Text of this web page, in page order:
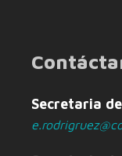
Secretaria